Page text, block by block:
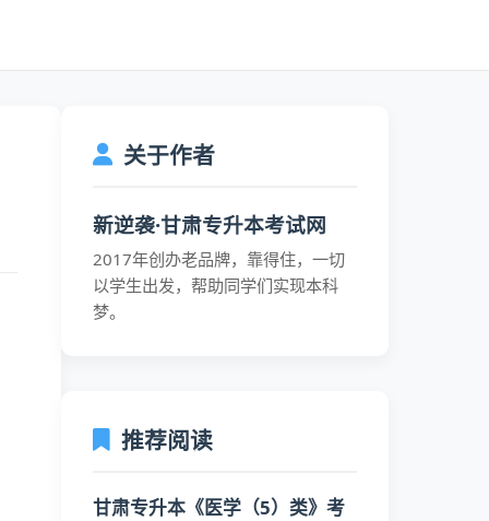
关于作者
新逆袭·甘肃专升本考试网
2017年创办老品牌，靠得住，一切
以学生出发，帮助同学们实现本科
梦。
推荐阅读
甘肃专升本《医学（5）类》考